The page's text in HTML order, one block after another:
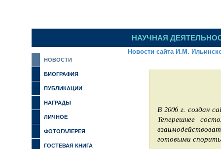
НАУЧНАЯ
НОВОСТИ
БИОГРАФИЯ
ПУБЛИКАЦИИ
НАГРАДЫ
ЛИЧНОЕ
ФОТОГАЛЕРЕЯ
ГОСТЕВАЯ КНИГА
Новости сайта И.М.
В 2006 г. создан
Теперешнее
готовыми